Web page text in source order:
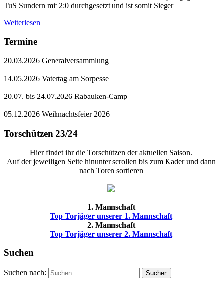
TuS Sundern mit 2:0 durchgesetzt und ist somit Sieger
Weiterlesen
Termine
20.03.2026 Generalversammlung
14.05.2026 Vatertag am Sorpesse
20.07. bis 24.07.2026 Rabauken-Camp
05.12.2026 Weihnachtsfeier 2026
Torschützen 23/24
Hier findet ihr die Torschützen der aktuellen Saison.
Auf der jeweiligen Seite hinunter scrollen bis zum Kader und dann
nach Toren sortieren
1. Mannschaft
Top Torjäger unserer 1. Mannschaft
2. Mannschaft
Top Torjäger unserer 2. Mannschaft
Suchen
Suchen nach: Suchen